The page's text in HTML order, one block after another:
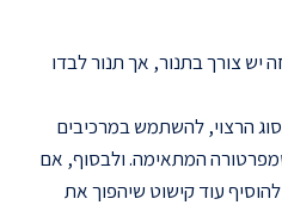
צורך בתנור, אך תנור לבדו
הרצוי, להשתמש במרכיבים
המתאימה. ולבסוף, אם
עוד קישוט שיהפוך את